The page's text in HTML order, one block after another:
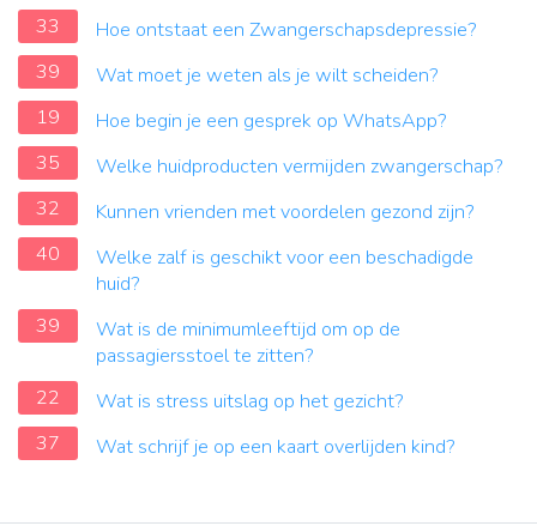
33
Hoe ontstaat een Zwangerschapsdepressie?
39
Wat moet je weten als je wilt scheiden?
19
Hoe begin je een gesprek op WhatsApp?
35
Welke huidproducten vermijden zwangerschap?
32
Kunnen vrienden met voordelen gezond zijn?
40
Welke zalf is geschikt voor een beschadigde
huid?
39
Wat is de minimumleeftijd om op de
passagiersstoel te zitten?
22
Wat is stress uitslag op het gezicht?
37
Wat schrijf je op een kaart overlijden kind?